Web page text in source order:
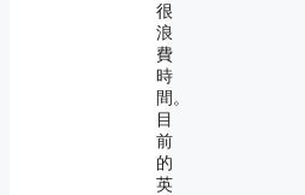
很
浪
費
時
間。
目
前
的
英